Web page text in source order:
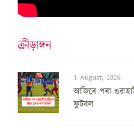
ক্ৰীড়াঙ্গন
1 August, 2026
আজিৰে পৰা
ফুটবল